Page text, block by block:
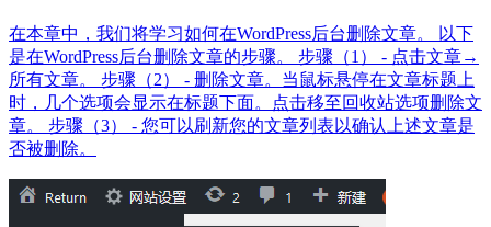
在本章中，我们将学习如何在WordPress后台删除文章。 以下
是在WordPress后台删除文章的步骤。 步骤（1） - 点击文章→
所有文章。 步骤（2） - 删除文章。当鼠标悬停在文章标题上
时，几个选项会显示在标题下面。点击移至回收站选项删除文
章。 步骤（3） - 您可以刷新您的文章列表以确认上述文章是
否被删除。